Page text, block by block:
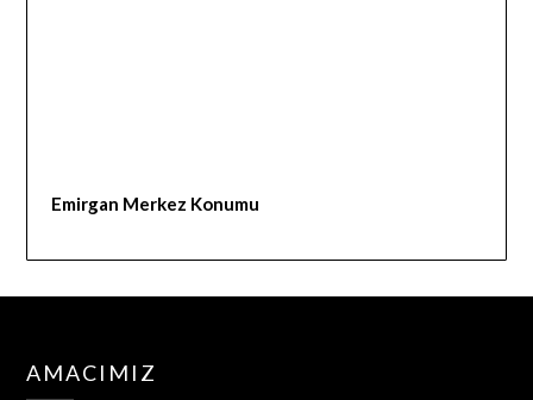
Emirgan Merkez Konumu
AMACIMIZ